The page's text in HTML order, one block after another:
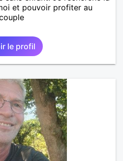
et pouvoir profiter au
le profil